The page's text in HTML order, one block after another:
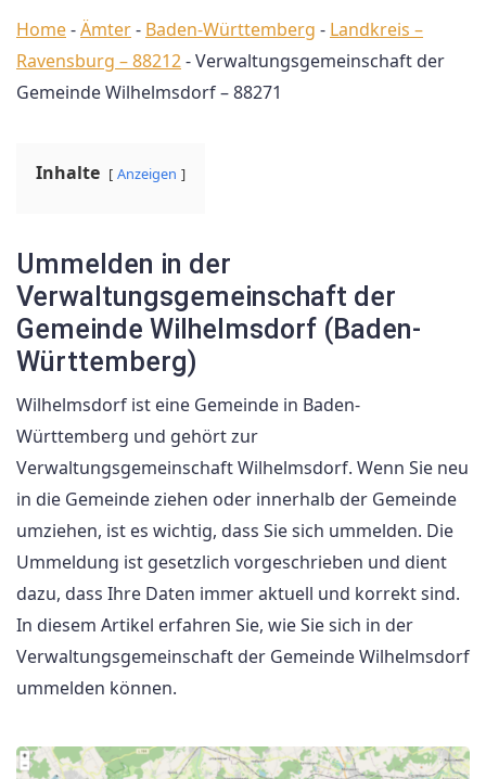
Home-Ämter- Baden-Württemberg - Landkreis –
Ravensburg – 88212-Verwaltungsgemeinschaft der
Gemeinde Wilhelmsdorf – 88271
Inhalte Anzeigen
Ummelden in der
Verwaltungsgemeinschaft der
Gemeinde Wilhelmsdorf (Baden-
Württemberg)
Wilhelmsdorf ist eine Gemeinde in Baden-
Württemberg und gehört zur
Verwaltungsgemeinschaft Wilhelmsdorf. Wenn Sie neu
in die Gemeinde ziehen oder innerhalb der Gemeinde
umziehen, ist es wichtig, dass Sie sich ummelden. Die
Ummeldung ist gesetzlich vorgeschrieben und dient
dazu, dass Ihre Daten immer aktuell und korrekt sind.
In diesem Artikel erfahren Sie, wie Sie sich in der
Verwaltungsgemeinschaft der Gemeinde Wilhelmsdorf
ummelden können.